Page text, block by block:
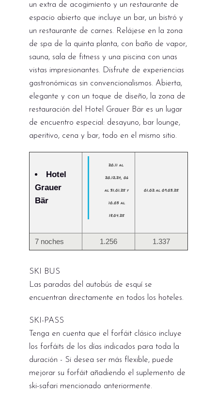
un extra de acogimiento y un restaurante de
espacio abierto que incluye un bar, un bistró y
un restaurante de carnes. Relájese en la zona
de spa de la quinta planta, con baño de vapor,
sauna, sala de fitness y una piscina con unas
vistas impresionantes. Disfrute de experiencias
gastronómicas sin convencionalismos. Abierta,
elegante y con un toque de diseño, la zona de
restauración del Hotel Grauer Bär es un lugar
de encuentro especial: desayuno, bar lounge,
aperitivo, cena y bar, todo en el mismo sitio.
Hotel
Grauer
Bär
20.11 al
20.12.24, 06
al 31.01.25 y
10.03 al
18.04.25
01.02 al 09.03.25
7 noches 1.256 1.337
SKI BUS
Las paradas del autobús de esquí se
encuentran directamente en todos los hoteles.
SKI-PASS
Tenga en cuenta que el forfáit clásico incluye
los forfáits de los días indicados para toda la
duración - Si desea ser más flexible, puede
mejorar su forfáit añadiendo el suplemento de
ski-safari mencionado anteriormente.